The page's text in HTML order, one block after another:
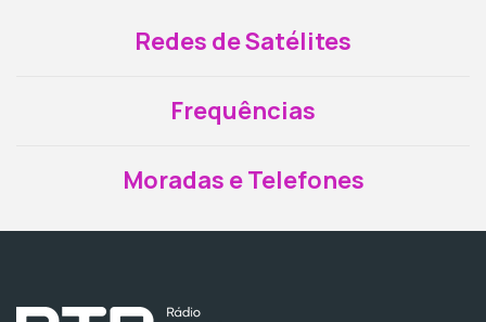
Redes de Satélites
Frequências
Moradas e Telefones